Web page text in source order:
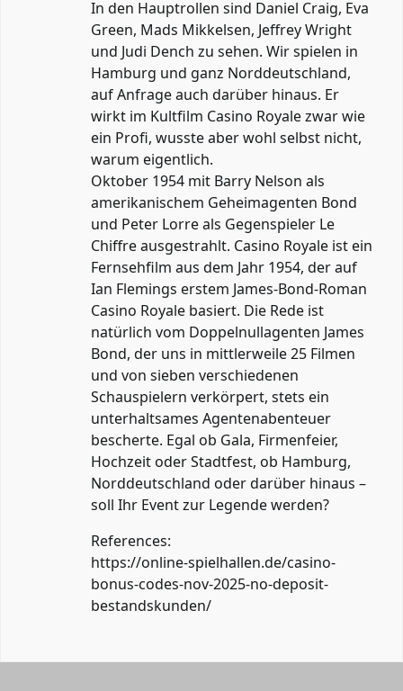
In den Hauptrollen sind Daniel Craig, Eva
Green, Mads Mikkelsen, Jeffrey Wright
und Judi Dench zu sehen. Wir spielen in
Hamburg und ganz Norddeutschland,
auf Anfrage auch darüber hinaus. Er
wirkt im Kultfilm Casino Royale zwar wie
ein Profi, wusste aber wohl selbst nicht,
warum eigentlich.
Oktober 1954 mit Barry Nelson als
amerikanischem Geheimagenten Bond
und Peter Lorre als Gegenspieler Le
Chiffre ausgestrahlt. Casino Royale ist ein
Fernsehfilm aus dem Jahr 1954, der auf
Ian Flemings erstem James-Bond-Roman
Casino Royale basiert. Die Rede ist
natürlich vom Doppelnullagenten James
Bond, der uns in mittlerweile 25 Filmen
und von sieben verschiedenen
Schauspielern verkörpert, stets ein
unterhaltsames Agentenabenteuer
bescherte. Egal ob Gala, Firmenfeier,
Hochzeit oder Stadtfest, ob Hamburg,
Norddeutschland oder darüber hinaus –
soll Ihr Event zur Legende werden?
References:
https://online-spielhallen.de/casino-
bonus-codes-nov-2025-no-deposit-
bestandskunden/